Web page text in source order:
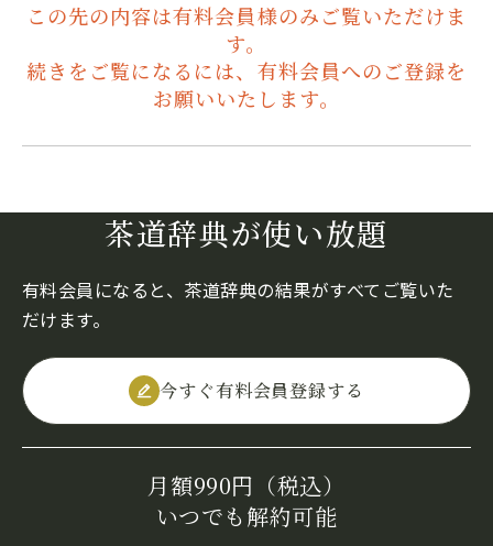
この先の内容は有料会員様のみご覧いただけま
す。
続きをご覧になるには、有料会員へのご登録を
お願いいたします。
茶道辞典が使い放題
有料会員になると、茶道辞典の結果がすべてご覧いた
だけます。
今すぐ有料会員登録する
月額990円（税込）
いつでも解約可能